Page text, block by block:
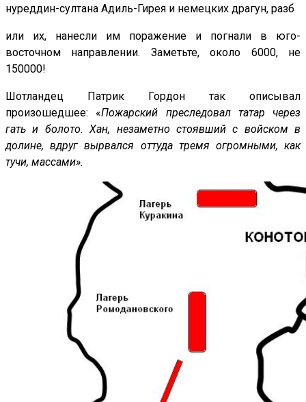
нуреддин-султана Адиль-Гирея и немецких драгун, разб
или их, нанесли им поражение и погнали в юго-
восточном направлении. Заметьте, около 6000, не
150000!
Шотландец Патрик Гордон так описывал
произошедшее: «Пожарский преследовал татар через
гать и болото. Хан, незаметно стоявший с войском в
долине, вдруг вырвался оттуда тремя огромными, как
тучи, массами».